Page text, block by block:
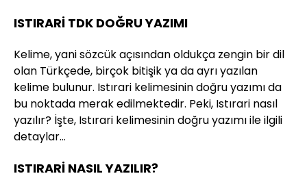
ISTIRARİ TDK DOĞRU YAZIMI
Kelime, yani sözcük açısından oldukça zengin bir dil
olan Türkçede, birçok bitişik ya da ayrı yazılan
kelime bulunur. Istırari kelimesinin doğru yazımı da
bu noktada merak edilmektedir. Peki, Istırari nasıl
yazılır? İşte, Istırari kelimesinin doğru yazımı ile ilgili
detaylar…
ISTIRARİ NASIL YAZILIR?